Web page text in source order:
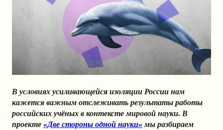
В условиях усиливающейся изоляции России нам
кажется важным отслеживать результаты работы
российских учёных в контексте мировой науки. В
проекте «Две стороны одной науки» мы разбираем